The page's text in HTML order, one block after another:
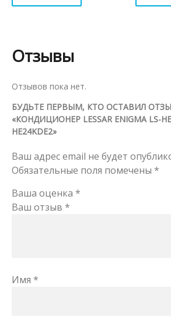
Отзывы
Отзывов пока нет.
БУДЬТЕ ПЕРВЫМ, КТО ОСТАВИЛ
«КОНДИЦИОНЕР LESSAR ENIGMA LS-
HE24KDE2»
Ваш адрес email не будет
Обязательные поля помечены *
Ваша оценка *
Ваш отзыв *
Имя *